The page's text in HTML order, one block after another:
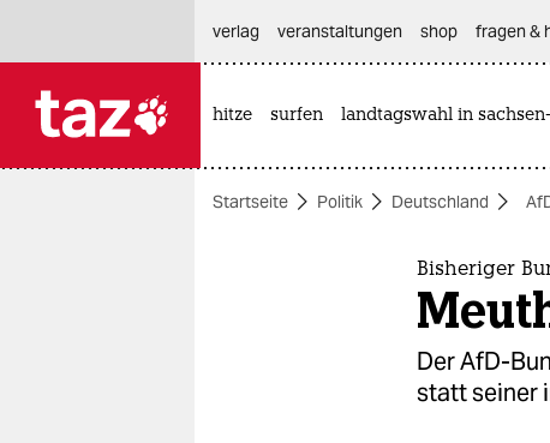
themen
verlag
veranstaltungen shop fragen &
hitze surfen landtagswahl in
Startseite Politik Deutschland
Bisheriger
Der AfD-
statt seiner